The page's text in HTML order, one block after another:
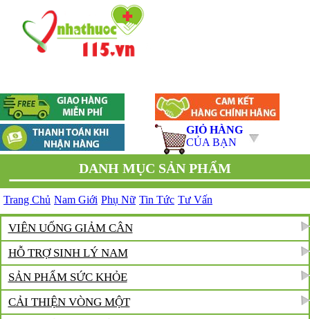
GIỎ HÀNG
CỦA BẠN
DANH MỤC SẢN PHẨM
Trang Chủ Nam Giới Phụ Nữ Tin Tức Tư Vấn
VIÊN UỐNG GIẢM CÂN
HỖ TRỢ SINH LÝ NAM
SẢN PHẨM SỨC KHỎE
CẢI THIỆN VÒNG MỘT
❆